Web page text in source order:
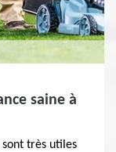
saine à
très utiles